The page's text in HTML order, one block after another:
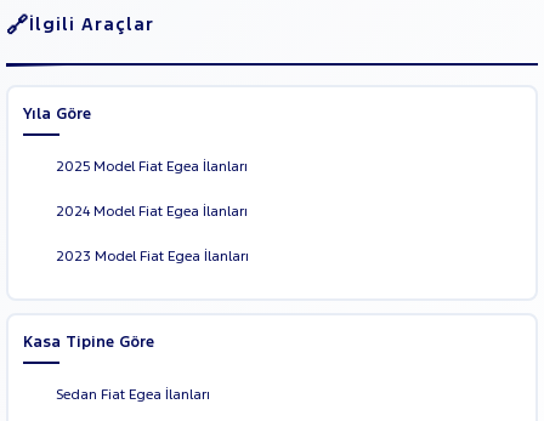
İlgili Araçlar
Yıla Göre
2025 Model Fiat Egea İlanları
2024 Model Fiat Egea İlanları
2023 Model Fiat Egea İlanları
Kasa Tipine Göre
Sedan Fiat Egea İlanları